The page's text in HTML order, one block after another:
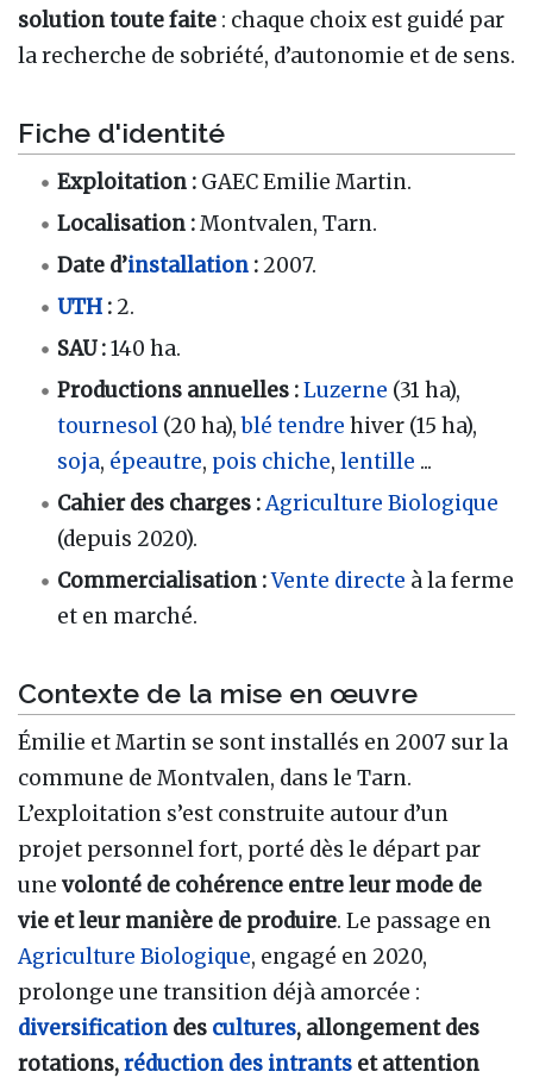
solution toute faite : chaque choix est guidé par
la recherche de sobriété, d’autonomie et de sens.
Fiche d'identité
Exploitation : GAEC Emilie Martin.
Localisation :Montvalen, Tarn.
Date d’installation : 2007.
UTH : 2.
SAU :140 ha.
Productions annuelles :Luzerne (31 ha),
tournesol (20 ha),blé tendre hiver (15 ha),
soja, épeautre, pois chiche,lentille ...
Cahier des charges :Agriculture Biologique
(depuis 2020).
Commercialisation :Vente directe à la ferme
et en marché.
Contexte de la mise en œuvre
Émilie et Martin se sont installés en 2007 sur la
commune de Montvalen, dans le Tarn.
L’exploitation s’est construite autour d’un
projet personnel fort, porté dès le départ par
une volonté de cohérence entre leur mode de
vie et leur manière de produire. Le passage en
Agriculture Biologique, engagé en 2020,
prolonge une transition déjà amorcée :
diversification des cultures, allongement des
rotations,réduction des intrants et attention